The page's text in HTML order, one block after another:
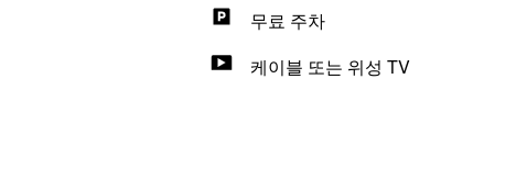
무료 주차
케이블 또는 위성 TV